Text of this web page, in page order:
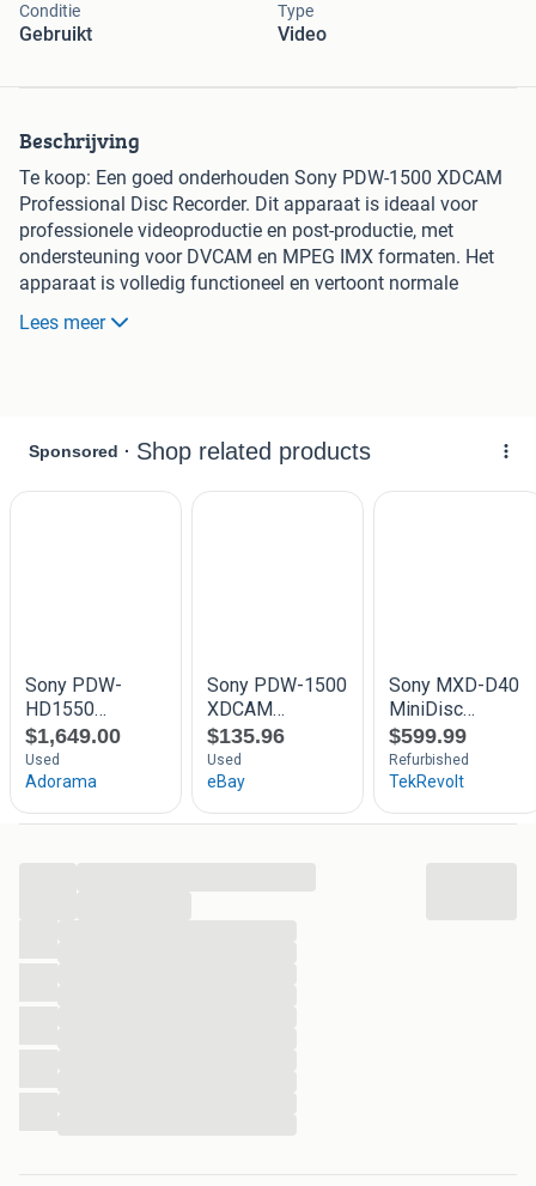
Conditie
Gebruikt
Type
Video
Beschrijving
Te koop: Een goed onderhouden Sony PDW-1500 XDCAM
Professional Disc Recorder. Dit apparaat is ideaal voor
professionele videoproductie en post-productie, met
ondersteuning voor DVCAM en MPEG IMX formaten. Het
apparaat is volledig functioneel en vertoont normale
gebruikssporen. Perfect voor studio's of liefhebbers die
werken met professionele videoformaten.
Lees meer